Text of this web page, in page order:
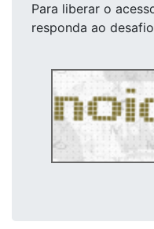
Para liberar o
responda ao